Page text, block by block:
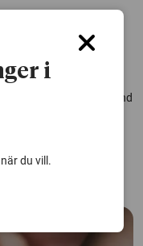
hos förstföderskor,
är tydligast bland
i
du vill.